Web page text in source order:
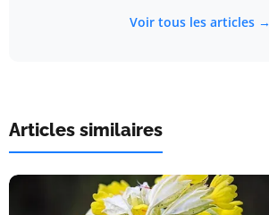
Voir tous les articles →
Articles similaires